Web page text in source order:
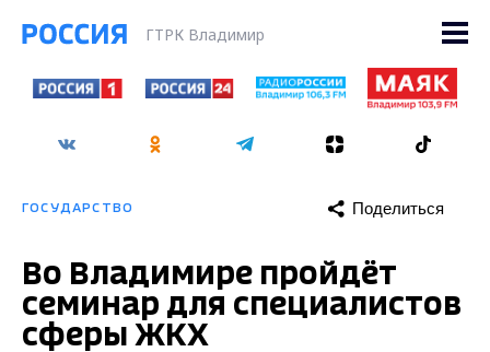
ГТРК Владимир
ГОСУДАРСТВО Поделиться
Во Владимире пройдёт
семинар для специалистов
сферы ЖКХ